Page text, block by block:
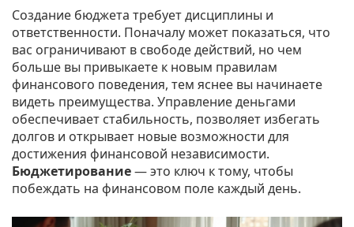
Создание бюджета требует дисциплины и
ответственности. Поначалу может показаться, что
вас ограничивают в свободе действий, но чем
больше вы привыкаете к новым правилам
финансового поведения, тем яснее вы начинаете
видеть преимущества. Управление деньгами
обеспечивает стабильность, позволяет избегать
долгов и открывает новые возможности для
достижения финансовой независимости.
Бюджетирование— это ключ к тому, чтобы
побеждать на финансовом поле каждый день.